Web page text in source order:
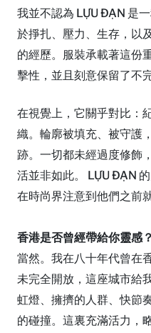
我並不認為 LỰU ĐẠN 是
於掙扎、壓力、生存，以
的經歷。服裝承載著這份
擊性，並且刻意保留了不
在視覺上，它關乎對比：
織。輪廓被填充、被守護
跡。一切都未經過度修飾
活並非如此。 LỰU ĐẠN
在時尚界注意到他們之前
香港是否曾經帶給你靈感？
當然。我在八十年代曾在
未完全開放，這座城市給
虹燈、擁擠的人群、快節
的碰撞。這裏充滿活力，